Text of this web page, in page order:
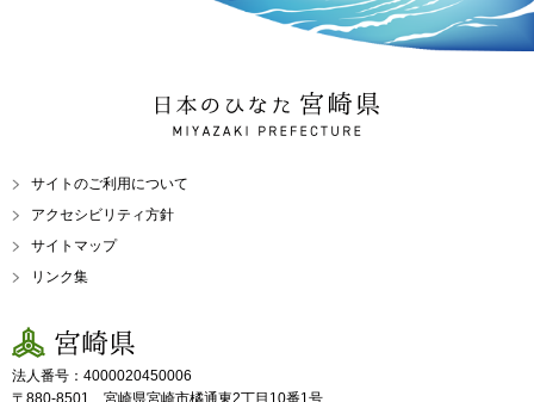
日本のひなた 宮崎県
MIYAZAKI PREFECTURE
サイトのご利用について
アクセシビリティ方針
サイトマップ
リンク集
宮崎県
法人番号：4000020450006
〒880-8501 宮崎県宮崎市橘通東2丁目10番1号